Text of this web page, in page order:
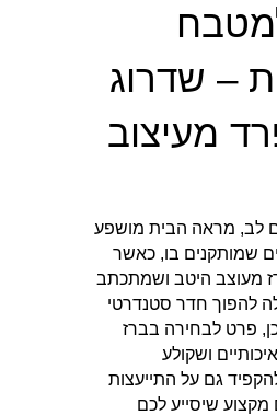
– שדרוג
מעיצוב
לב, מראה הבית מושפע
שמותקנים בו, כאשר
מעוצב היטב ושמתכתב
להפוך חדר סטנדרטי
לכן, פרט לבחירה בברז
ושקולע
גם על התייעצות
שיסייע לכם